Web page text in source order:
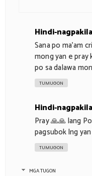
Hindi-
Sana po ma'am
mong yan e pray
po sa dalawa
TUMUGON
Hindi-
Pray 🙏🙏 lang
pagsubok lng
TUMUGON
MGA TUGON